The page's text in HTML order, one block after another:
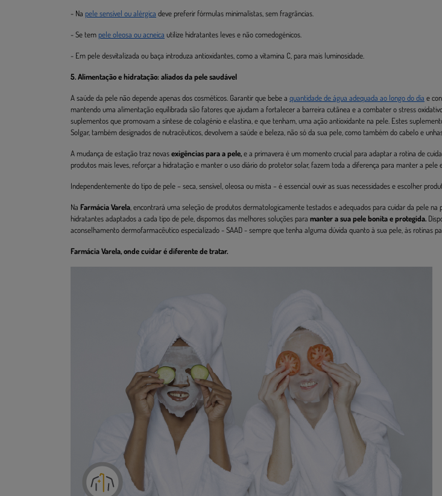
- Na pele sensível ou alérgica deve preferir fórmulas minimalistas, sem fragrâncias.
- Se tempele oleosa ou acneica utilize hidratantes leves e não comedogénicos.
- Em pele desvitalizada ou baça introduza antioxidantes, como a vitamina C, para mais luminosidade.
5. Alimentação e hidratação: aliados da pele saudável
A saúde da pele não depende apenas dos cosméticos. Garantir que bebe a quantidade de água adequada ao longo do dia e
mantendo uma alimentação equilibrada são fatores que ajudam a fortalecer a barreira cutânea e a combater o stress
suplementos que promovam a síntese de colagénio e elastina, e que tenham, uma ação antioxidante na pele. Estes
Solgar, também designados de nutracêuticos, devolvem a saúde e beleza, não só da sua pele, como também do cabelo e
A mudança de estação traz novasexigências para a pele,e a primavera é um momento crucial para adaptar a rotina de
produtos mais leves, reforçar a hidratação e manter o uso diário do protetor solar, fazem toda a diferença para manter a pele
Independentemente do tipo de pele – seca, sensível, oleosa ou mista – é essencial ouvir as suas necessidades e escolher
Na Farmácia Varela , encontrará uma seleção de produtos dermatologicamente testados e adequados para cuidar da pele na
hidratantes adaptados a cada tipo de pele, dispomos das melhores soluções para manter a sua pele bonita e protegida.
aconselhamento dermofarmacêutico especializado - SAAD - sempre que tenha alguma dúvida quanto à sua pele, às rotinas
Farmácia Varela, onde cuidar é diferente de tratar.